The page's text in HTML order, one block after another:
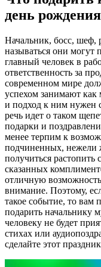
день рождения
Начальник, босс, шеф,
называться они могут
главный человек в
ответственность за
современном мире
успехом занимают
и подход к ним нужен
речь идет о таком
подарки и
менее терпим к
подчиненных, нежели
получиться
сказанных
отличную
внимание. Поэтому,
такое событие, то вам
подарить начальнику
человеку не будет
стихах или
сделайте этот